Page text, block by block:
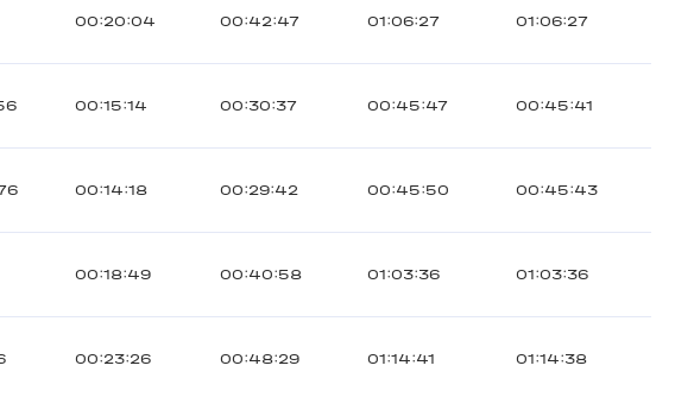
00:20:04 00:42:47 01:06:27 01:06:27
00:15:14 00:30:37 00:45:47 00:45:41
00:14:18 00:29:42 00:45:50 00:45:43
00:18:49 00:40:58 01:03:36 01:03:36
00:23:26 00:48:29 01:14:41 01:14:38